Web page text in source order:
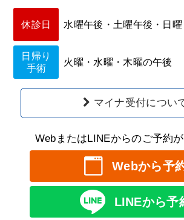
休診日 水曜午後・土曜午後・日曜
日帰り
手術
火曜・水曜・木曜の午後
マイナ受付につい
WebまたはLINEからのご予約が
Webから予
LINEから予